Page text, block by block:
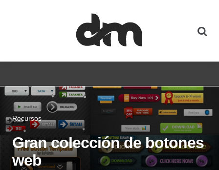
Recursos
Gran colección de botones
web